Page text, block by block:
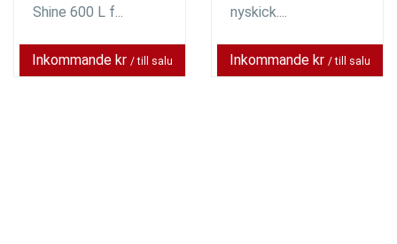
Shine 600 L f...
Inkommande kr / till salu
nyskick....
Inkommande kr / till salu